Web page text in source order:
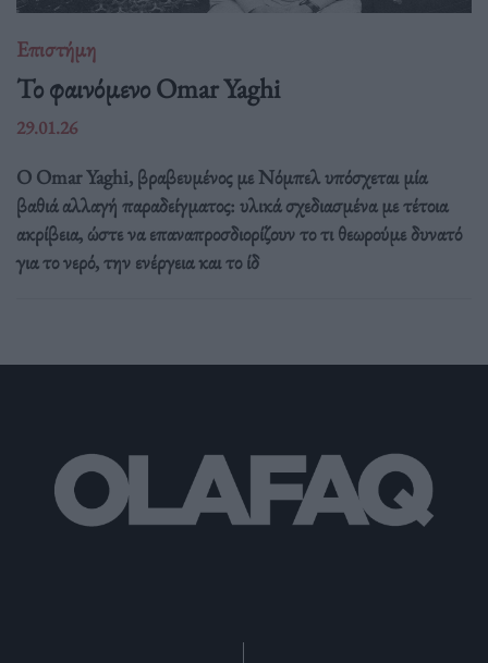
Επιστήμη
Το φαινόμενο Omar Yaghi
29.01.26
Ο Omar Yaghi, βραβευμένος με Νόμπελ υπόσχεται μία
βαθιά αλλαγή παραδείγματος: υλικά σχεδιασμένα με τέτοια
ακρίβεια, ώστε να επαναπροσδιορίζουν το τι θεωρούμε δυνατό
για το νερό, την ενέργεια και το ίδ